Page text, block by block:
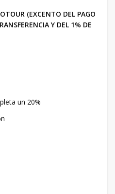
(EXCENTO DEL PAGO
Y DEL 1% DE
un 20%